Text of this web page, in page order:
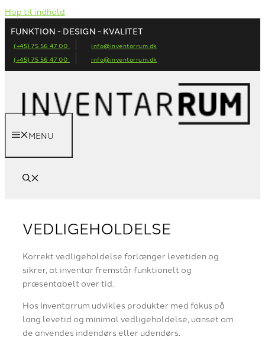
Hop til indhold
FUNKTION - DESIGN - KVALITET
(+45) 75 56 47 00
info@inventarrum.dk
(+45) 75 56 47 00
info@inventarrum.dk
MENU
VEDLIGEHOLDELSE
Korrekt vedligeholdelse forlænger levetiden og
sikrer, at inventar fremstår funktionelt og
præsentabelt over tid.
Hos Inventarrum udvikles produkter med fokus på
lang levetid og minimal vedligeholdelse, uanset om
de anvendes indendørs eller udendørs.